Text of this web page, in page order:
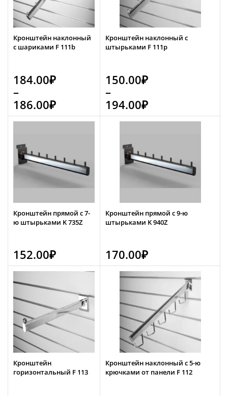
Кронштейн наклонный
с шариками F 111b
184.00₽
–
186.00₽
Кронштейн наклонный с
штырьками F 111p
150.00₽
–
194.00₽
Кронштейн прямой с 7-
ю штырьками K 735Z
152.00₽
Кронштейн прямой с 9-ю
штырьками K 940Z
170.00₽
Кронштейн
горизонтальный F 113
Кронштейн наклонный с 5-ю
крючками от панели F 112